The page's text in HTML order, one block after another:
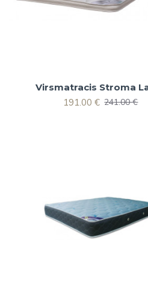
Virsmatracis Stroma
191.00 € 241.00 €